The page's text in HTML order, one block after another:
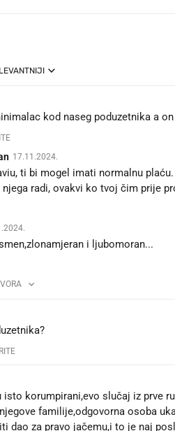
kod naseg poduzetnika a
17.11.2024.
ti bi mogel imati normalnu
radi, ovakvi ko tvoj čim prije
i ljubomoran...
korumpirani,evo slučaj iz prve
familije,odgovorna osoba
dao za pravo jačemu,i to je naj